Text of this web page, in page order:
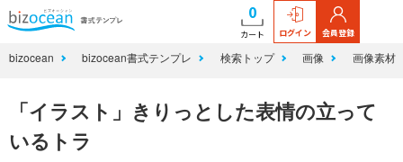
0
カート ログイン 会員登録
bizocean bizocean書式テンプレ 検索トップ 画像 画像素材
「イラスト」きりっとした表情の立って
いるトラ